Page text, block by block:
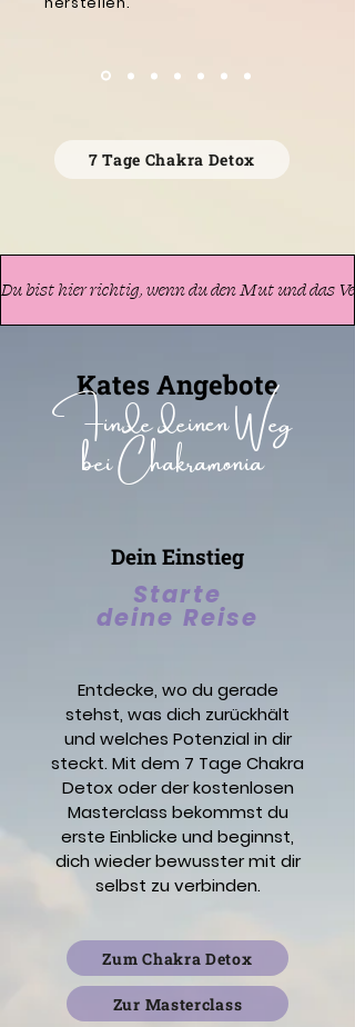
7 Tage Chakra Detox
Du bist hier richtig, wenn du den Mut und das
Kates Angebote
Finde deinen Weg
bei Chakramonia
Dein Einstieg
Starte
deine Reise
Entdecke, wo du gerade
stehst, was dich zurückhält
und welches Potenzial in dir
steckt. Mit dem 7 Tage Chakra
Detox oder der kostenlosen
Masterclass bekommst du
erste Einblicke und beginnst,
dich wieder bewusster mit dir
selbst zu verbinden.
Zum Chakra Detox
Zur Masterclass